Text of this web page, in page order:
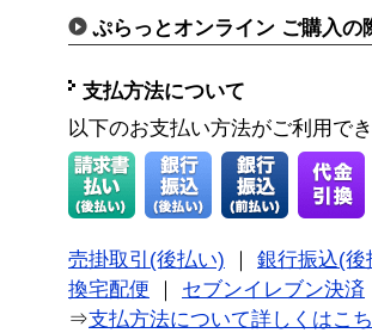
ぷらっとオンライン ご購入の
支払方法について
以下のお支払い方法がご利用で
売掛取引(後払い)
銀行振込(後
換宅配便
セブンイレブン決済
⇒支払方法について詳しくはこ